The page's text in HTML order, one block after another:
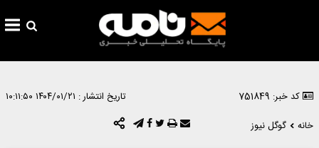
کد خبر: 751849 تاریخ انتشار : ۱۴۰۴/۰۱/۲۱ ۱۰:۱۱:۵۰
خانه
گوگل نیوز